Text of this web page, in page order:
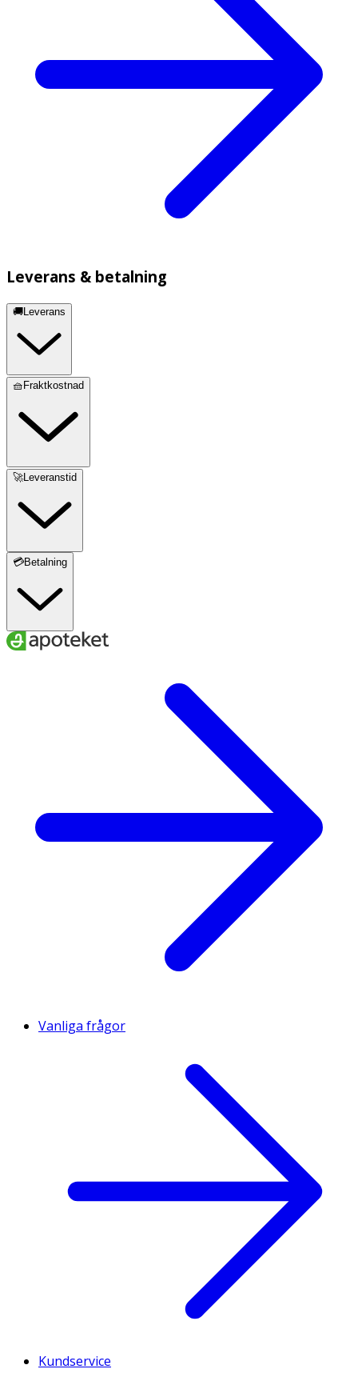
Leverans & betalning
🚚Leverans
🧺Fraktkostnad
🚀Leveranstid
💳Betalning
Vanliga frågor
Kundservice